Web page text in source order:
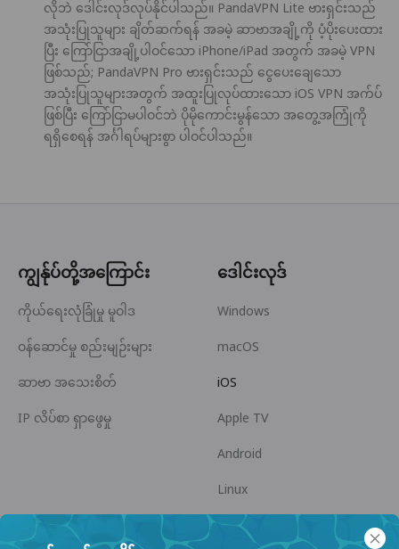
လိုဘဲ ဒေါင်းလုဒ်လုပ်နိုင်ပါသည်။ PandaVPN Lite ဗားရှင်းသည်
အသုံးပြုသူများ ချိတ်ဆက်ရန် အခမဲ့ ဆာဗာအချို့ကို ပံ့ပိုးပေးထား
ပြီး ကြော်ငြာအချို့ပါဝင်သော iPhone/iPad အတွက် အခမဲ့ VPN
ဖြစ်သည်; PandaVPN Pro ဗားရှင်းသည် ငွေပေးချေသော
အသုံးပြုသူများအတွက် အထူးပြုလုပ်ထားသော iOS VPN အက်ပ်
ဖြစ်ပြီး ကြော်ငြာမပါဝင်ဘဲ ပိုမိုကောင်းမွန်သော အတွေ့အကြုံကို
ရရှိစေရန် အင်္ဂါရပ်များစွာ ပါဝင်ပါသည်။
ကျွန်ုပ်တို့အကြောင်း
ကိုယ်ရေးလုံခြုံမှု မူဝါဒ
ဝန်ဆောင်မှု စည်းမျဉ်းများ
ဆာဗာ အသေးစိတ်
IP လိပ်စာ ရှာဖွေမှု
ဒေါင်းလုဒ်
Windows
macOS
iOS
Apple TV
Android
Linux
Android TV